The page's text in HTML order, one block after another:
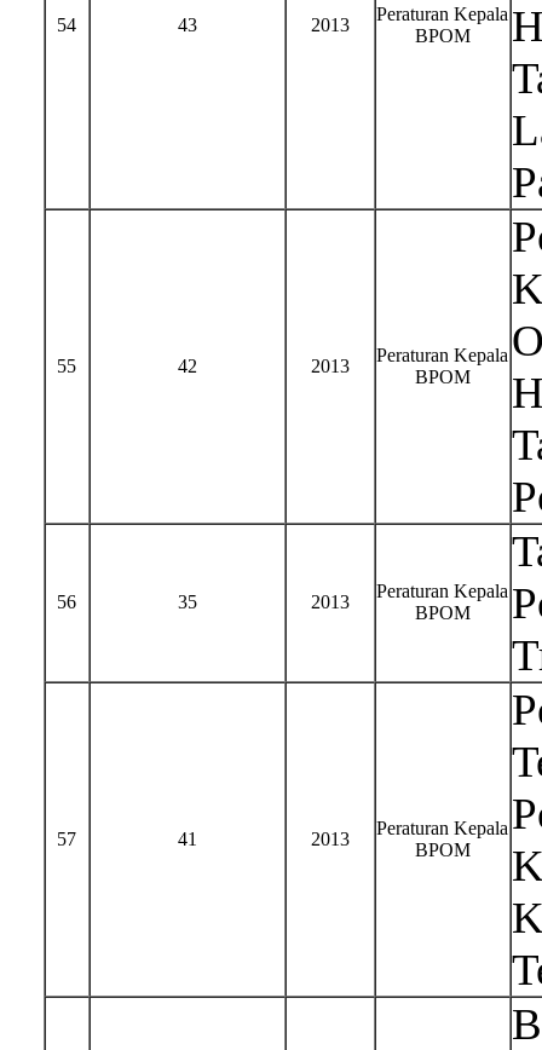
54 43 2013
Peraturan Kepala
BPOM
55 42 2013
Peraturan Kepala
BPOM
56 35 2013
Peraturan Kepala
BPOM
57 41 2013
Peraturan Kepala
BPOM